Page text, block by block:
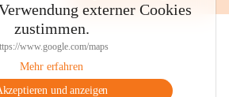
externer Cookies
zustimmen.
www.google.com/maps
Mehr erfahren
und anzeigen